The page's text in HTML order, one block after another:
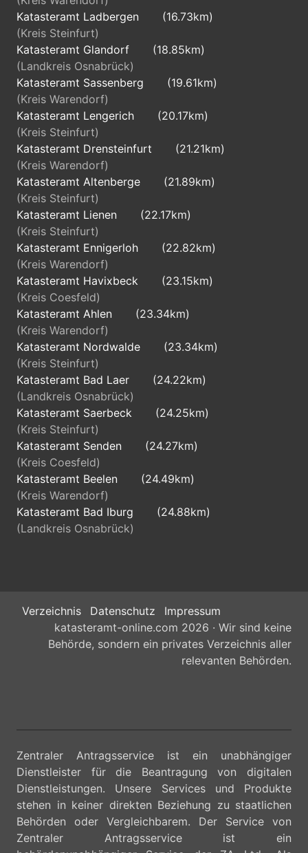
Katasteramt Ladbergen
(16.73km)
(Kreis Steinfurt)
Katasteramt Glandorf
(18.85km)
(Landkreis Osnabrück)
Katasteramt Sassenberg
(19.61km)
(Kreis Warendorf)
Katasteramt Lengerich
(20.17km)
(Kreis Steinfurt)
Katasteramt Drensteinfurt
(21.21km)
(Kreis Warendorf)
Katasteramt Altenberge
(21.89km)
(Kreis Steinfurt)
Katasteramt Lienen
(22.17km)
(Kreis Steinfurt)
Katasteramt Ennigerloh
(22.82km)
(Kreis Warendorf)
Katasteramt Havixbeck
(23.15km)
(Kreis Coesfeld)
Katasteramt Ahlen
(23.34km)
(Kreis Warendorf)
Katasteramt Nordwalde
(23.34km)
(Kreis Steinfurt)
Katasteramt Bad Laer
(24.22km)
(Landkreis Osnabrück)
Katasteramt Saerbeck
(24.25km)
(Kreis Steinfurt)
Katasteramt Senden
(24.27km)
(Kreis Coesfeld)
Katasteramt Beelen
(24.49km)
(Kreis Warendorf)
Katasteramt Bad Iburg
(24.88km)
(Landkreis Osnabrück)
Verzeichnis Datenschutz
Impressum
katasteramt-online.com 2026 · Wir sind keine
Behörde, sondern ein privates Verzeichnis aller
relevanten Behörden.
Zentraler Antragsservice ist ein unabhängiger
Dienstleister für die Beantragung von digitalen
Dienstleistungen. Unsere Services und Produkte
stehen in keiner direkten Beziehung zu staatlichen
Behörden oder Vergleichbarem. Der Service von
Zentraler Antragsservice ist ein